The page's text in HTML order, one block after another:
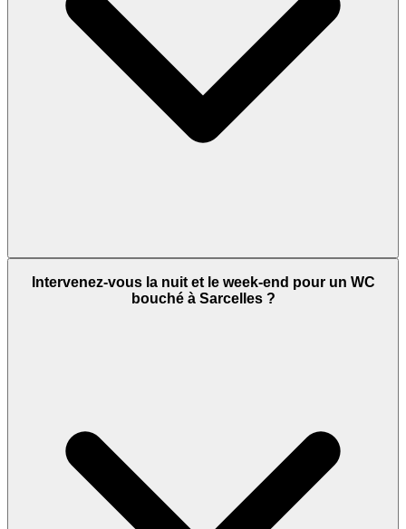
Intervenez-vous la nuit et le week-end pour un WC
bouché à Sarcelles ?